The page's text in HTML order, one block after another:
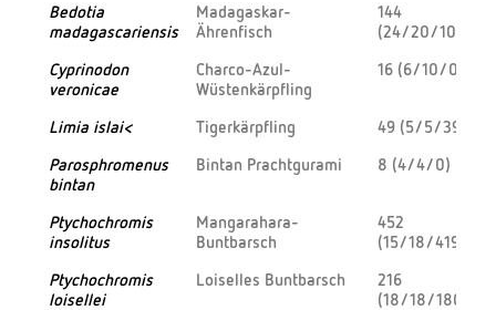
Bedotia
madagascariensis
Madagaskar-
Ährenfisch
144
(24/20/100)
Cyprinodon
veronicae
Charco-Azul-
Wüstenkärpfling
16 (6/10/0)
Limia islai< Tigerkärpfling 49 (5/5/39)
Parosphromenus
bintan
Bintan Prachtgurami 8 (4/4/0)
Ptychochromis
insolitus
Mangarahara-
Buntbarsch
452
(15/18/419)
Ptychochromis
loisellei
Loiselles Buntbarsch
216
(18/18/180)